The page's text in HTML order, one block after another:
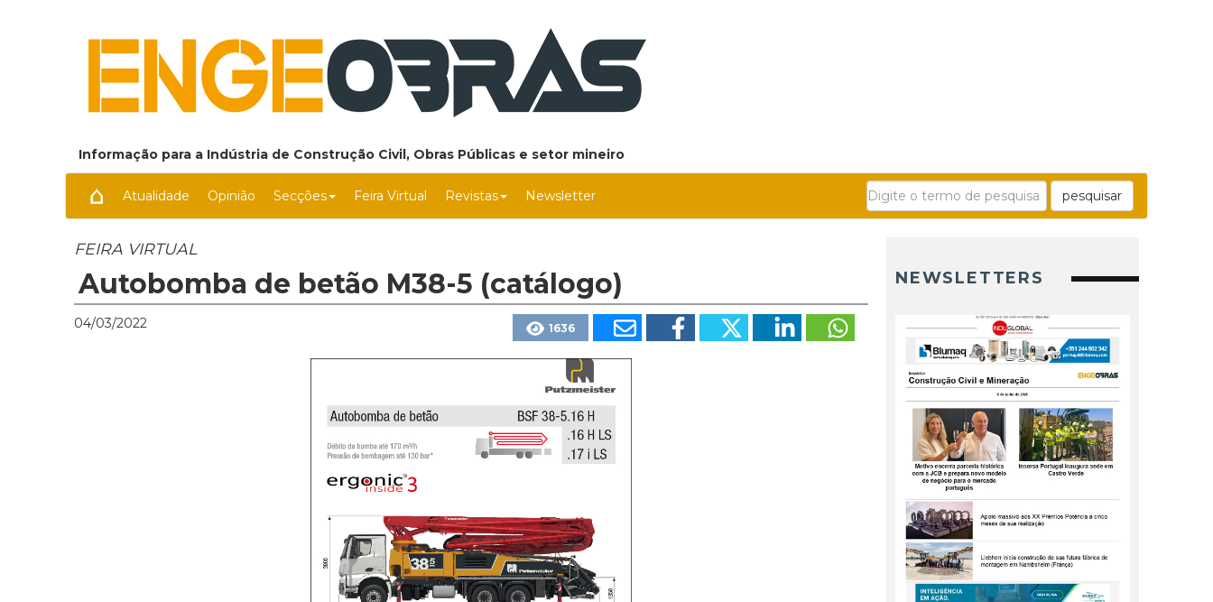
Informação para a Indústria de Construção Civil, Obras Públicas e setor mineiro
Atualidade Opinião Secções Feira Virtual Revistas Newsletter pesquisar
FEIRA VIRTUAL
Autobomba de betão M38-5 (catálogo)
04/03/2022 1636
NEWSLETTERS